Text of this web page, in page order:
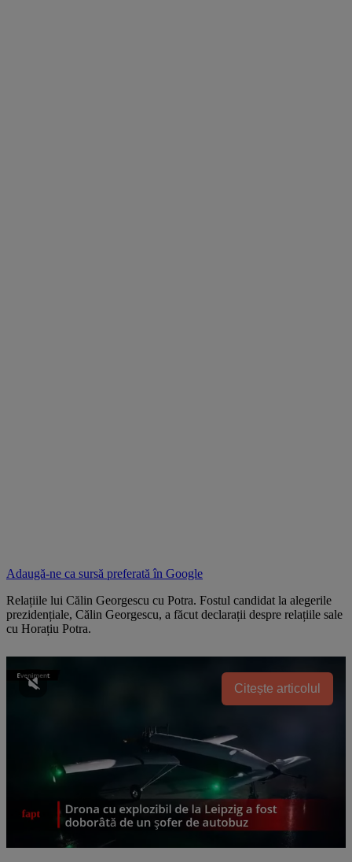
Adaugă-ne ca sursă preferată în Google
Relațiile lui Călin Georgescu cu Potra. Fostul candidat la alegerile
prezidențiale, Călin Georgescu, a făcut declarații despre relațiile sale
cu Horațiu Potra.
Citește articolul